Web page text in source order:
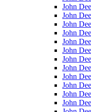
John
John
John
John
John
John
John
John
John
John
John
John